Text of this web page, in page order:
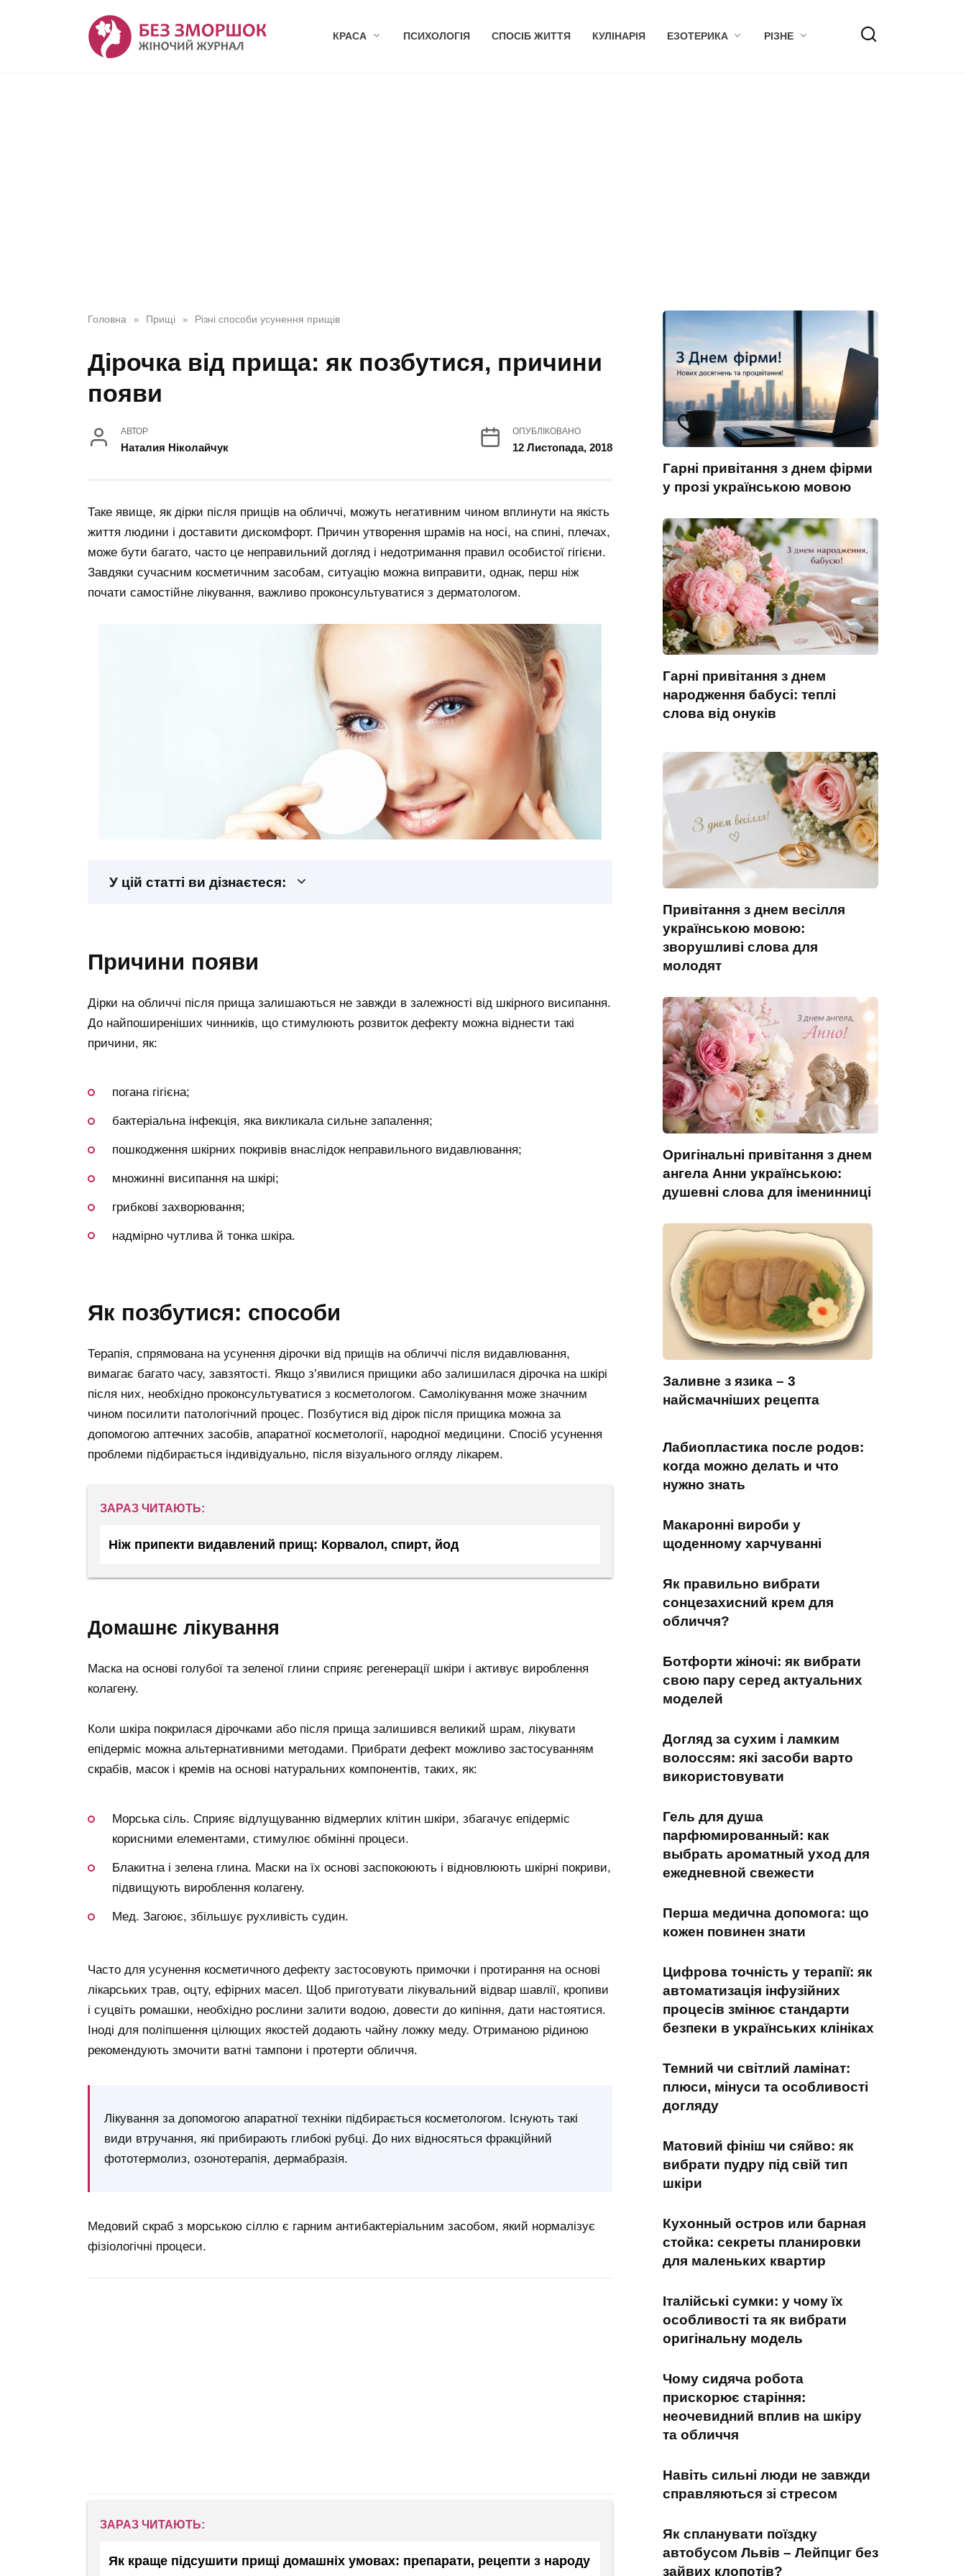
КРАСА ПСИХОЛОГІЯ СПОСІБ ЖИТТЯ КУЛІНАРІЯ ЕЗОТЕРИКА РІЗНЕ
Головна » Прищі » Різні способи усунення прищів
Дірочка від прища: як позбутися, причини
появи
АВТОР
Наталия Ніколайчук
ОПУБЛІКОВАНО
12 Листопада, 2018
Таке явище, як дірки після прищів на обличчі, можуть негативним чином вплинути на якість
життя людини і доставити дискомфорт. Причин утворення шрамів на носі, на спині, плечах,
може бути багато, часто це неправильний догляд і недотримання правил особистої гігієни.
Завдяки сучасним косметичним засобам, ситуацію можна виправити, однак, перш ніж
почати самостійне лікування, важливо проконсультуватися з дерматологом.
У цій статті ви дізнаєтеся:
причини появи
Дірки на обличчі після прища залишаються не завжди в залежності від шкірного висипання.
До найпоширеніших чинників, що стимулюють розвиток дефекту можна віднести такі
причини, як:
погана гігієна;
бактеріальна інфекція, яка викликала сильне запалення;
пошкодження шкірних покривів внаслідок неправильного видавлювання;
множинні висипання на шкірі;
грибкові захворювання;
надмірно чутлива й тонка шкіра.
як позбутися: способи
Терапія, спрямована на усунення дірочки від прищів на обличчі після видавлювання,
вимагає багато часу, завзятості. Якщо з’явилися прищики або залишилася дірочка на шкірі
після них, необхідно проконсультуватися з косметологом. Самолікування може значним
чином посилити патологічний процес. Позбутися від дірок після прищика можна за
допомогою аптечних засобів, апаратної косметології, народної медицини. Спосіб усунення
проблеми підбирається індивідуально, після візуального огляду лікарем.
ЗАРАЗ ЧИТАЮТЬ:
Ніж припекти видавлений прищ: Корвалол, спирт, йод
домашнє лікування
Маска на основі голубої та зеленої глини сприяє регенерації шкіри і активує вироблення
колагену.
Коли шкіра покрилася дірочками або після прища залишився великий шрам, лікувати
епідерміс можна альтернативними методами. Прибрати дефект можливо застосуванням
скрабів, масок і кремів на основі натуральних компонентів, таких, як:
Морська сіль. Сприяє відлущуванню відмерлих клітин шкіри, збагачує епідерміс
корисними елементами, стимулює обмінні процеси.
Блакитна і зелена глина. Маски на їх основі заспокоюють і відновлюють шкірні покриви,
підвищують вироблення колагену.
Мед. Загоює, збільшує рухливість судин.
Часто для усунення косметичного дефекту застосовують примочки і протирання на основі
лікарських трав, оцту, ефірних масел. Щоб приготувати лікувальний відвар шавлії, кропиви
і суцвіть ромашки, необхідно рослини залити водою, довести до кипіння, дати настоятися.
Іноді для поліпшення цілющих якостей додають чайну ложку меду. Отриманою рідиною
рекомендують змочити ватні тампони і протерти обличчя.
Лікування за допомогою апаратної техніки підбирається косметологом. Існують такі
види втручання, які прибирають глибокі рубці. До них відносяться фракційний
фототермолиз, озонотерапія, дермабразія.
Медовий скраб з морською сіллю є гарним антибактеріальним засобом, який нормалізує
фізіологічні процеси.
ЗАРАЗ ЧИТАЮТЬ:
Як краще підсушити прищі домашніх умовах: препарати, рецепти з народу
Гарні привітання з днем фірми
у прозі українською мовою
Гарні привітання з днем
народження бабусі: теплі
слова від онуків
Привітання з днем весілля
українською мовою:
зворушливі слова для
молодят
Оригінальні привітання з днем
ангела Анни українською:
душевні слова для іменинниці
Заливне з язика – 3
найсмачніших рецепта
Лабиопластика после родов:
когда можно делать и что
нужно знать
Макаронні вироби у
щоденному харчуванні
Як правильно вибрати
сонцезахисний крем для
обличчя?
Ботфорти жіночі: як вибрати
свою пару серед актуальних
моделей
Догляд за сухим і ламким
волоссям: які засоби варто
використовувати
Гель для душа
парфюмированный: как
выбрать ароматный уход для
ежедневной свежести
Перша медична допомога: що
кожен повинен знати
Цифрова точність у терапії: як
автоматизація інфузійних
процесів змінює стандарти
безпеки в українських клініках
Темний чи світлий ламінат:
плюси, мінуси та особливості
догляду
Матовий фініш чи сяйво: як
вибрати пудру під свій тип
шкіри
Кухонный остров или барная
стойка: секреты планировки
для маленьких квартир
Італійські сумки: у чому їх
особливості та як вибрати
оригінальну модель
Чому сидяча робота
прискорює старіння:
неочевидний вплив на шкіру
та обличчя
Навіть сильні люди не завжди
справляються зі стресом
Як спланувати поїздку
автобусом Львів – Лейпциг без
зайвих клопотів?